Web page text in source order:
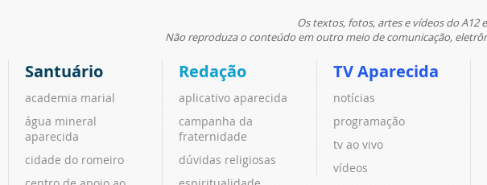
Os textos, fotos, artes e vídeos do
Não reproduza o conteúdo em outro meio de comunicação,
Santuário
academia marial
água mineral
aparecida
cidade do romeiro
Redação
aplicativo aparecida
campanha da
fraternidade
dúvidas religiosas
TV Aparecida
notícias
programação
tv ao vivo
vídeos